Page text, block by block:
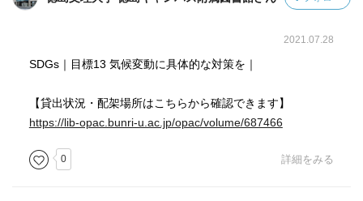
気候記録によると、軌道配置が現在に近いときには、大気
場合にのみ氷期が起こっていました。気候モデルの計算か
ら、二酸化炭素濃度が三〇〇ppmを超えたまま持続される
場合には、今後五万年間に氷期は生じないでしょう。二二
世紀に想定されている二酸化炭素排出シナリオについては
2021.07.28
SDGs｜目標13 気候変動に具体的な対策を｜
【貸出状況・配架場所はこちらから確認できます】
https://lib-opac.bunri-u.ac.jp/opac/volume/687466
0 詳細をみる